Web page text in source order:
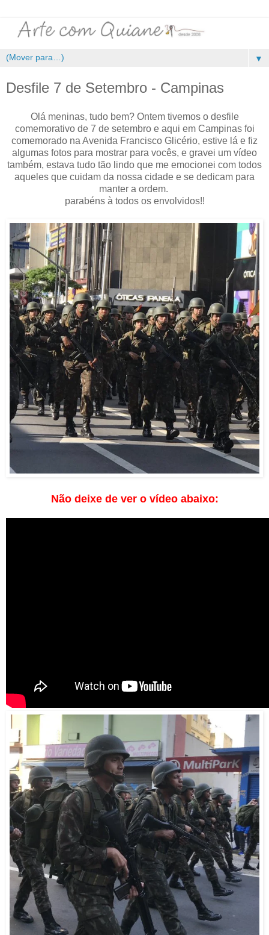
▼
Desfile 7 de Setembro - Campinas
Olá meninas, tudo bem? Ontem tivemos o desfile
comemorativo de 7 de setembro e aqui em Campinas foi
comemorado na Avenida Francisco Glicério, estive lá e fiz
algumas fotos para mostrar para vocês, e gravei um vídeo
também, estava tudo tão lindo que me emocionei com todos
aqueles que cuidam da nossa cidade e se dedicam para
manter a ordem.
parabéns à todos os envolvidos!!
Não deixe de ver o vídeo abaixo: